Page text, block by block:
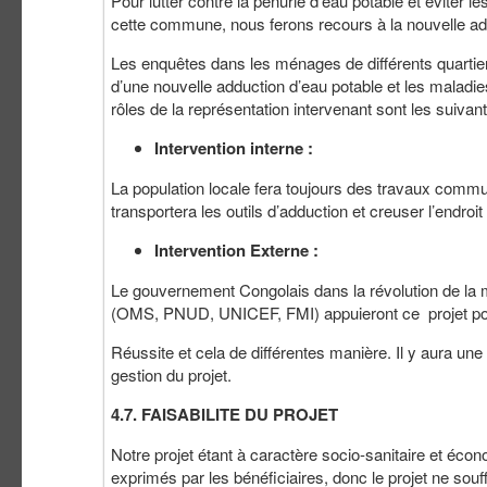
cette commune, nous ferons recours à la nouvelle
Les enquêtes dans les ménages de différents
d’une nouvelle adduction d’eau potable et les
rôles de la représentation intervenant sont les
Intervention interne :
La population locale fera toujours des travaux
transportera les outils d’adduction et creuser
Intervention Externe :
Le gouvernement Congolais dans la révolution de
(OMS, PNUD, UNICEF, FMI) appuieront ce projet
Réussite et cela de différentes manière. Il y aura
gestion du projet.
4.7. FAISABILITE DU PROJET
Notre projet étant à caractère socio-sanitaire et
exprimés par les bénéficiaires, donc le projet ne